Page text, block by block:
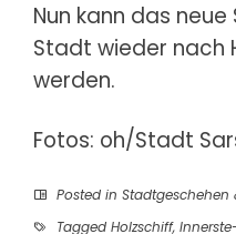
Nun kann das
Stadt wieder nach
werden.
Fotos: oh/Stadt
Posted in Stadtgeschehen
Tagged Holzschiff,